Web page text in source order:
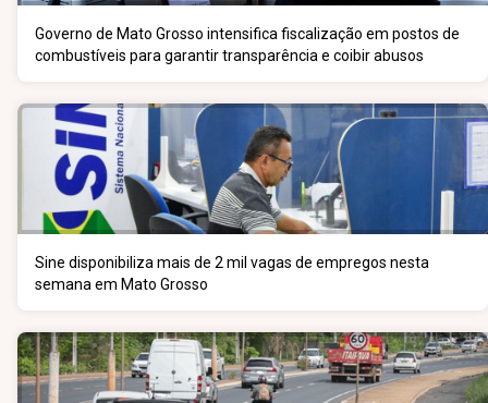
Governo de Mato Grosso intensifica fiscalização em postos de
combustíveis para garantir transparência e coibir abusos
Sine disponibiliza mais de 2 mil vagas de empregos nesta
semana em Mato Grosso